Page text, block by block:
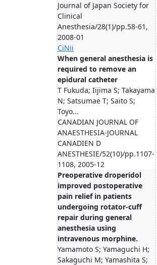
Journal of Japan Society for
Clinical
Anesthesia/28(1)/pp.58-61,
2008-01
CiNii
When general anesthesia is
required to remove an
epidural catheter
T Fukuda; Iijima S; Takayama
N; Satsumae T; Saito S;
Toyo...
CANADIAN JOURNAL OF
ANAESTHESIA-JOURNAL
CANADIEN D
ANESTHESIE/52(10)/pp.1107-
1108, 2005-12
Preoperative droperidol
improved postoperative
pain relief in patients
undergoing rotator-cuff
repair during general
anesthesia using
intravenous morphine.
Yamamoto S; Yamaguchi H;
Sakaguchi M; Yamashita S;